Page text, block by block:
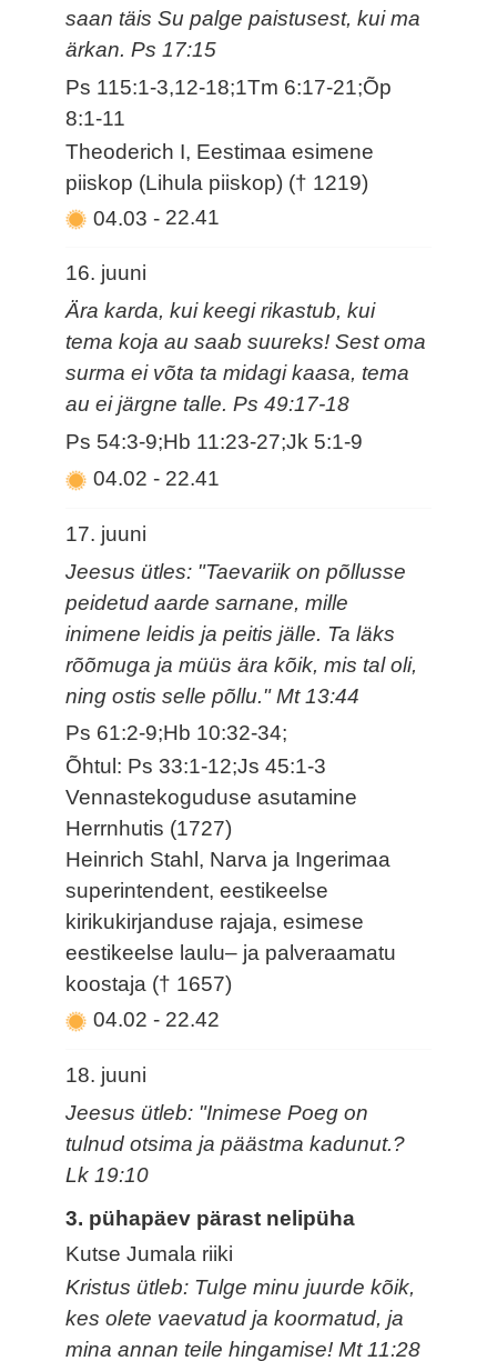
saan täis Su palge paistusest, kui ma
ärkan. Ps 17:15
Ps 115:1-3,12-18;1Tm 6:17-21;Õp
8:1-11
Theoderich I, Eestimaa esimene
piiskop (Lihula piiskop) († 1219)
04.03- 22.41
16. juuni
Ära karda, kui keegi rikastub, kui
tema koja au saab suureks! Sest oma
surma ei võta ta midagi kaasa, tema
au ei järgne talle. Ps 49:17-18
Ps 54:3-9;Hb 11:23-27;Jk 5:1-9
04.02- 22.41
17. juuni
Jeesus ütles: "Taevariik on põllusse
peidetud aarde sarnane, mille
inimene leidis ja peitis jälle. Ta läks
rõõmuga ja müüs ära kõik, mis tal oli,
ning ostis selle põllu." Mt 13:44
Ps 61:2-9;Hb 10:32-34;
Õhtul: Ps 33:1-12;Js 45:1-3
Vennastekoguduse asutamine
Herrnhutis (1727)
Heinrich Stahl, Narva ja Ingerimaa
superintendent, eestikeelse
kirikukirjanduse rajaja, esimese
eestikeelse laulu– ja palveraamatu
koostaja († 1657)
04.02- 22.42
18. juuni
Jeesus ütleb: "Inimese Poeg on
tulnud otsima ja päästma kadunut.?
Lk 19:10
3. pühapäev pärast nelipüha
Kutse Jumala riiki
Kristus ütleb: Tulge minu juurde kõik,
kes olete vaevatud ja koormatud, ja
mina annan teile hingamise! Mt 11:28